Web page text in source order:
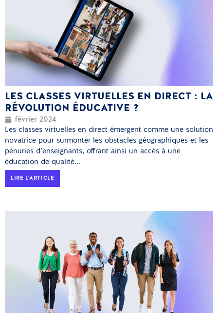
LES CLASSES VIRTUELLES EN DIRECT : LA
RÉVOLUTION ÉDUCATIVE ?
février 2024
Les classes virtuelles en direct émergent comme une solution
novatrice pour surmonter les obstacles géographiques et les
pénuries d’enseignants, offrant ainsi un accès à une
éducation de qualité...
LIRE L'ARTICLE